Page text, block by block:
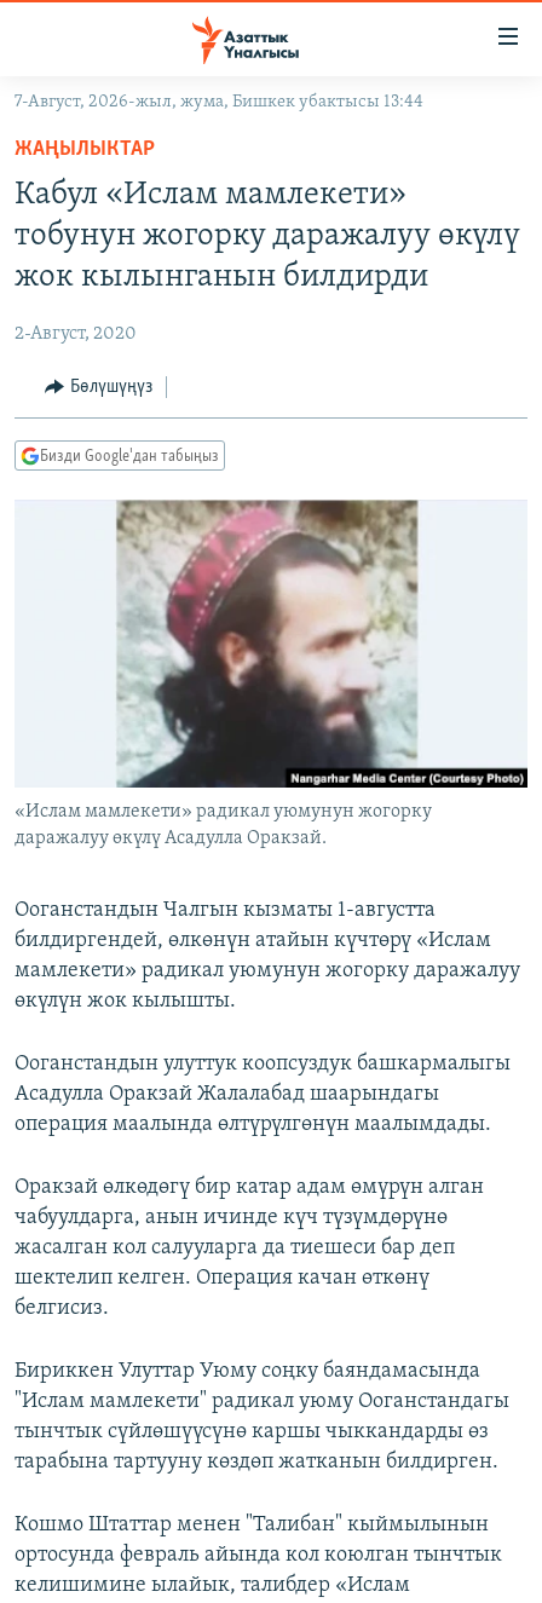
Навигацияга
өтүңүз
Издөөгө
салыңыз
КЫРГЫЗСТАН
КЫРГЫЗСТАН
МАДАНИЯТ
ДҮЙНӨ
УКРАИНА
ТВ ПРОГРАММАЛАР
БҮГҮН АЗАТТЫКТА
ЫҢГАЙСЫЗ СУРООЛОР
ПОДКАСТ
Русский
ОНЛАЙН ШЕРИНЕ
ЭЕ/АРнун бардык сайттары
7-Август, 2026-жыл, жума, Бишкек убактысы 13:44
ЖАҢЫЛЫКТАР
Кабул «Ислам мамлекети»
тобунун жогорку даражалуу өкүлү
жок кылынганын билдирди
2-Август, 2020
Бөлүшүңүз
Бизди Google'дан табыңыз
«Ислам мамлекети» радикал уюмунун жогорку
даражалуу өкүлү Асадулла Оракзай.
Ооганстандын Чалгын кызматы 1-августта
билдиргендей, өлкөнүн атайын күчтөрү «Ислам
мамлекети» радикал уюмунун жогорку даражалуу
өкүлүн жок кылышты.
Ооганстандын улуттук коопсуздук башкармалыгы
Асадулла Оракзай Жалалабад шаарындагы
операция маалында өлтүрүлгөнүн маалымдады.
Оракзай өлкөдөгү бир катар адам өмүрүн алган
чабуулдарга, анын ичинде күч түзүмдөрүнө
жасалган кол салууларга да тиешеси бар деп
шектелип келген. Операция качан өткөнү
белгисиз.
Бириккен Улуттар Уюму соңку баяндамасында
"Ислам мамлекети" радикал уюму Ооганстандагы
тынчтык сүйлөшүүсүнө каршы чыккандарды өз
тарабына тартууну көздөп жатканын билдирген.
Кошмо Штаттар менен "Талибан" кыймылынын
ортосунда февраль айында кол коюлган тынчтык
келишимине ылайык, талибдер «Ислам